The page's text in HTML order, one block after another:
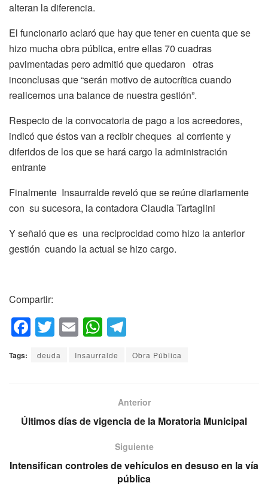
alteran la diferencia.
El funcionario aclaró que hay que tener en cuenta que se
hizo mucha obra pública, entre ellas 70 cuadras
pavimentadas pero admitió que quedaron otras
inconclusas que “serán motivo de autocrítica cuando
realicemos una balance de nuestra gestión”.
Respecto de la convocatoria de pago a los acreedores,
indicó que éstos van a recibir cheques al corriente y
diferidos de los que se hará cargo la administración
entrante
Finalmente Insaurralde reveló que se reúne diariamente
con su sucesora, la contadora Claudia Tartaglini
Y señaló que es una reciprocidad como hizo la anterior
gestión cuando la actual se hizo cargo.
Compartir:
F
a
c
o
k
T
wi
tt
E
ail
W
h
at
p
el
e
a
m
Tags: deuda Insaurralde Obra Pública
Anterior
Últimos días de vigencia de la Moratoria Municipal
Siguiente
Intensifican controles de vehículos en desuso en la vía
pública